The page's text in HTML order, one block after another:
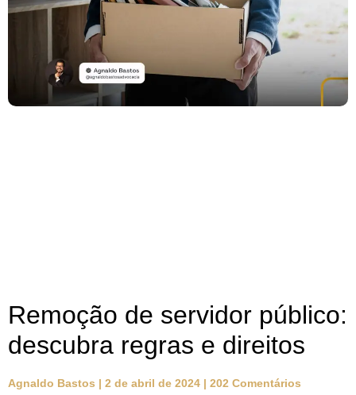
Remoção de servidor público:
descubra regras e direitos
Agnaldo Bastos 2 de abril de 2024 202 Comentários